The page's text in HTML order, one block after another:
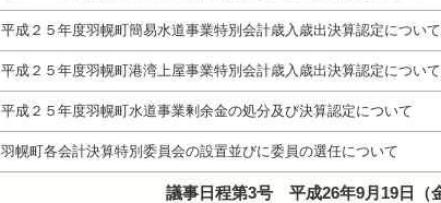
平成２５年度羽幌町簡易水道事業特別会計歳入歳出決算認定について
平成２５年度羽幌町港湾上屋事業特別会計歳入歳出決算認定について
平成２５年度羽幌町水道事業剰余金の処分及び決算認定について
羽幌町各会計決算特別委員会の設置並びに委員の選任について
議事日程第3号 平成26年9月19日（